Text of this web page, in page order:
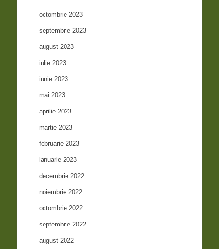
octombrie 2023
septembrie 2023
august 2023
iulie 2023
iunie 2023
mai 2023
aprilie 2023
martie 2023
februarie 2023
ianuarie 2023
decembrie 2022
noiembrie 2022
octombrie 2022
septembrie 2022
august 2022